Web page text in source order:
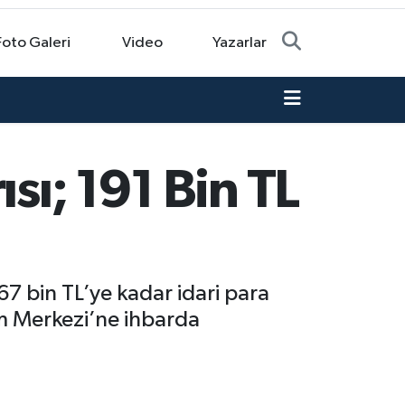
Galeri Video Yazarlar
191 Bin TL
bin TL’ye kadar idari para
Merkezi’ne ihbarda